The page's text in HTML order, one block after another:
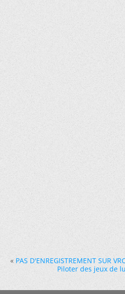
« PAS D'ENREGISTREMENT SUR
Piloter des jeux de